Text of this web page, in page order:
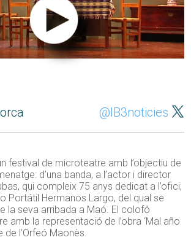
@IB3noticies
festival de microteatre amb l’objectiu de
d’una banda, a l’actor i director
qui compleix 75 anys dedicat a l’ofici;
Portátil Hermanos Largo, del qual se
la seva arribada a Maó. El colofó
amb la representació de l’obra ‘Mal año
de l’Orfeó Maonès.